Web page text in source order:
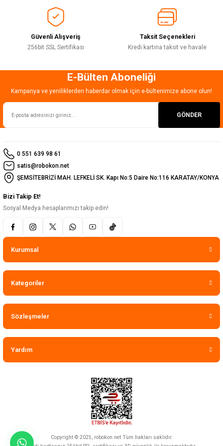
Bu ürüne benzer farklı alternatifler olmalı.
Gönder
Güvenli Alışveriş
256bit SSL Sertifikası
Taksit Seçenekleri
Kredi kartına taksit ve havale
E-Bülten Aboneliği
Kampanya ve yeniliklerden haberdar olmak için e-bültenimize abone olun!
GÖNDER
0 551 639 98 61
satis@robokon.net
ŞEMSİTEBRİZİ MAH. LEFKELİ SK. Kapı No:5 Daire No:116 KARATAY/KONYA
Bizi Takip Et!
Sosyal Medya hesaplarımızı takip edin!
Kurumsal
Kategoriler
Sözleşmeler
Yardım
Copyright © 2025, robokon.net Tüm hakları saklıdır.